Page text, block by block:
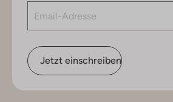
Jetzt einschreiben